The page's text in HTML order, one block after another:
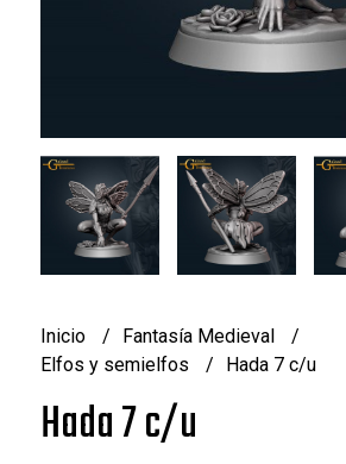
Inicio
Fantasía Medieval
Elfos y semielfos
Hada 7 c/u
Hada 7 c/u